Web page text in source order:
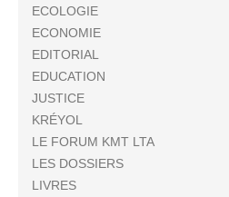
ECOLOGIE
ECONOMIE
EDITORIAL
EDUCATION
JUSTICE
KRÉYOL
LE FORUM KMT LTA
LES DOSSIERS
LIVRES